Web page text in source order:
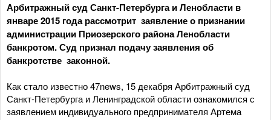
Арбитражный суд Санкт-Петербурга и Ленобласти в
январе 2015 года рассмотрит заявление о признании
администрации Приозерского района Ленобласти
банкротом. Суд признал подачу заявления об
банкротстве законной.
Как стало известно 47news, 15 декабря Арбитражный суд
Санкт-Петербурга и Ленинградской области ознакомился с
заявлением индивидуального предпринимателя Артема